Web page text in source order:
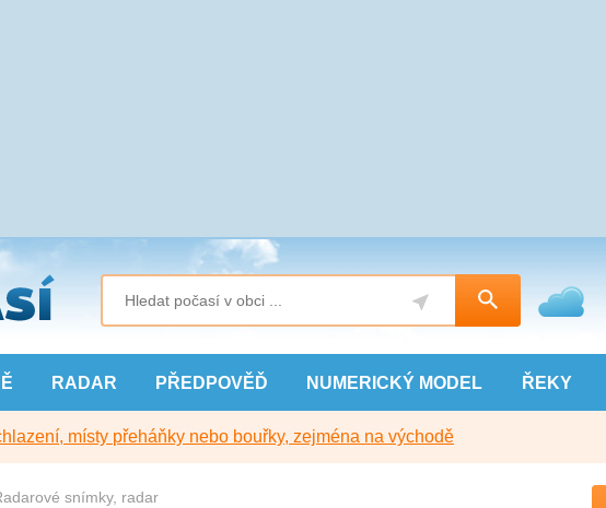
RADAR PŘEDPOVĚĎ NUMERICKÝ MODEL ŘEKY
místy přeháňky nebo bouřky, zejména na východě
snímky, radar